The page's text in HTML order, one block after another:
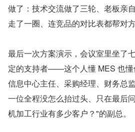
做了：技术交流做了三轮、老板亲
走了一圈、连竞品的对比表都帮对
最后一次方案演示，会议室里坐了
定的支持者——这个人懂 MES 也懂
信息中心主任、采购经理、财务总
一位全程没怎么抬过头、只在最后
机加工行业有多少客户？"的副总。